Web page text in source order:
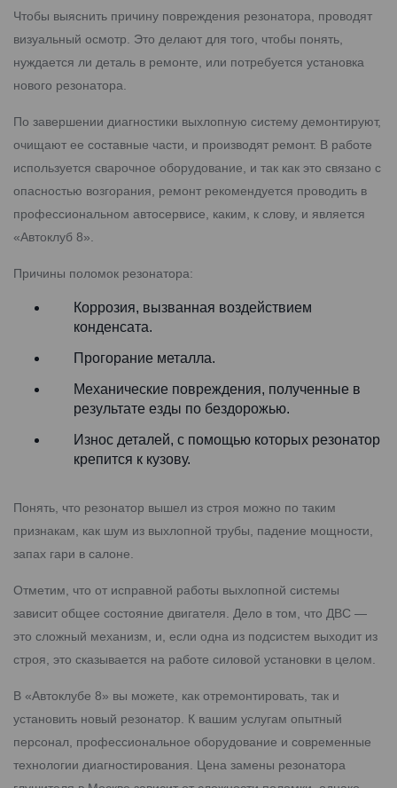
Чтобы выяснить причину повреждения резонатора, проводят
визуальный осмотр. Это делают для того, чтобы понять,
нуждается ли деталь в ремонте, или потребуется установка
нового резонатора.
По завершении диагностики выхлопную систему демонтируют,
очищают ее составные части, и производят ремонт. В работе
используется сварочное оборудование, и так как это связано с
опасностью возгорания, ремонт рекомендуется проводить в
профессиональном автосервисе, каким, к слову, и является
«Автоклуб 8».
Причины поломок резонатора:
Коррозия, вызванная воздействием
конденсата.
Прогорание металла.
Механические повреждения, полученные в
результате езды по бездорожью.
Износ деталей, с помощью которых резонатор
крепится к кузову.
Понять, что резонатор вышел из строя можно по таким
признакам, как шум из выхлопной трубы, падение мощности,
запах гари в салоне.
Отметим, что от исправной работы выхлопной системы
зависит общее состояние двигателя. Дело в том, что ДВС —
это сложный механизм, и, если одна из подсистем выходит из
строя, это сказывается на работе силовой установки в целом.
В «Автоклубе 8» вы можете, как отремонтировать, так и
установить новый резонатор. К вашим услугам опытный
персонал, профессиональное оборудование и современные
технологии диагностирования. Цена замены резонатора